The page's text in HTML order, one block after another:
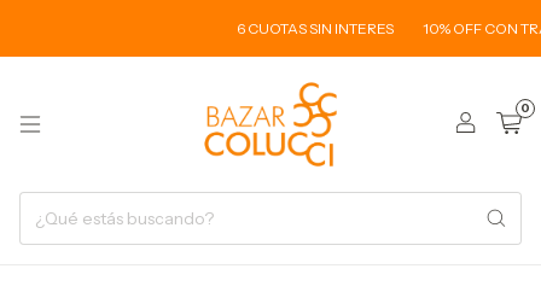
6 CUOTAS SIN INTERES 10% OFF CON
0